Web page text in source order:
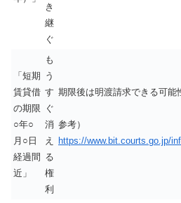
き
継
ぐ
「短期
賃貸借
の期限
○年○
月○日
経過間
近」
も
う
す
ぐ
消
え
る
権
利
期限後は明渡請求できる可能
参考）
https://www.bit.courts.go.jp/